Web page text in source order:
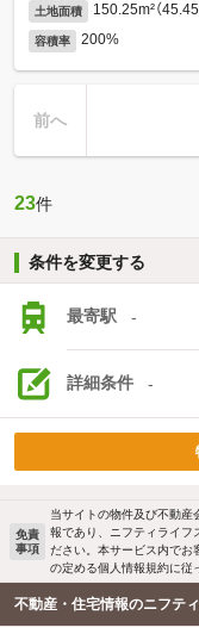
土地面積 150.25m²（45.45
容積率 200%
前へ
23件
条件を変更する
最寄駅 -
詳細条件 -
免責
事項
当サイトの物件及び不動産
報であり、ニフティライフ
ださい。本サービス内でお
の定める個人情報規約に従
不動産・住宅情報のニフテ